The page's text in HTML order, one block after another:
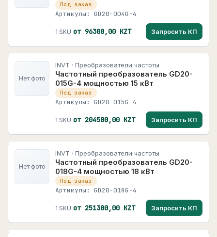
Под заказ
Артикулы: GD20-004G-4
1 SKU от 96300,00 KZT Запросить КП
Нет фото
INVT · Преобразователи частоты
Частотный преобразователь GD20-
015G-4 мощностью 15 кВт
Под заказ
Артикулы: GD20-015G-4
1 SKU от 204500,00 KZT Запросить КП
Нет фото
INVT · Преобразователи частоты
Частотный преобразователь GD20-
018G-4 мощностью 18 кВт
Под заказ
Артикулы: GD20-018G-4
1 SKU от 251300,00 KZT Запросить КП